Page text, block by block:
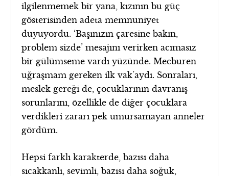
ilgilenmemek bir yana, kızının bu güç
gösterisinden adeta memnuniyet
duyuyordu. ‘Başınızın çaresine bakın,
problem sizde’ mesajını verirken acımasız
bir gülümseme vardı yüzünde. Mecburen
uğraşmam gereken ilk vak’aydı. Sonraları,
meslek gereği de, çocuklarının davranış
sorunlarını, özellikle de diğer çocuklara
verdikleri zararı pek umursamayan anneler
gördüm.
Hepsi farklı karakterde, bazısı daha
sıcakkanlı, sevimli, bazısı daha soğuk,